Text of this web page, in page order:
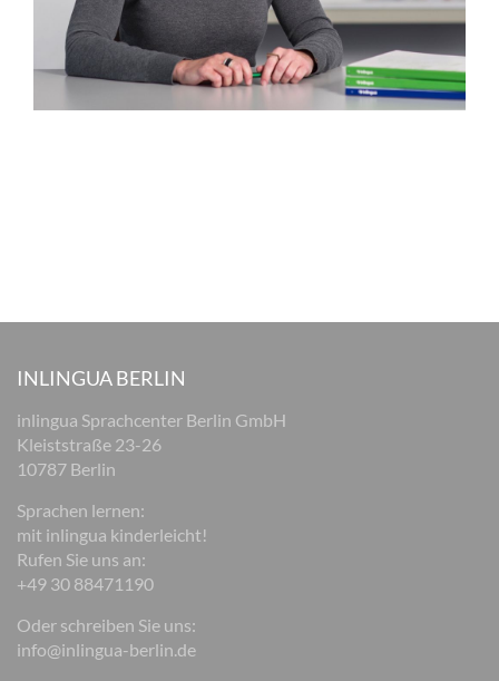
INLINGUA BERLIN
inlingua Sprachcenter Berlin GmbH
Kleiststraße 23-26
10787 Berlin
Sprachen lernen:
mit inlingua kinderleicht!
Rufen Sie uns an:
+49 30 88471190
Oder schreiben Sie uns:
info@inlingua-berlin.de